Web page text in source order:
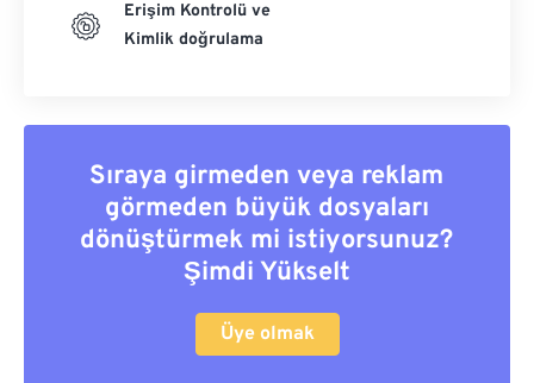
Erişim Kontrolü ve
Kimlik doğrulama
Sıraya girmeden veya reklam
görmeden büyük dosyaları
dönüştürmek mi istiyorsunuz?
Şimdi Yükselt
Üye olmak